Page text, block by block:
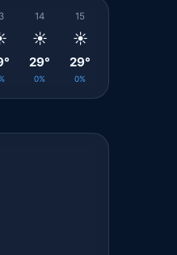
14
☀️
29°
0%
15
☀️
29°
0%